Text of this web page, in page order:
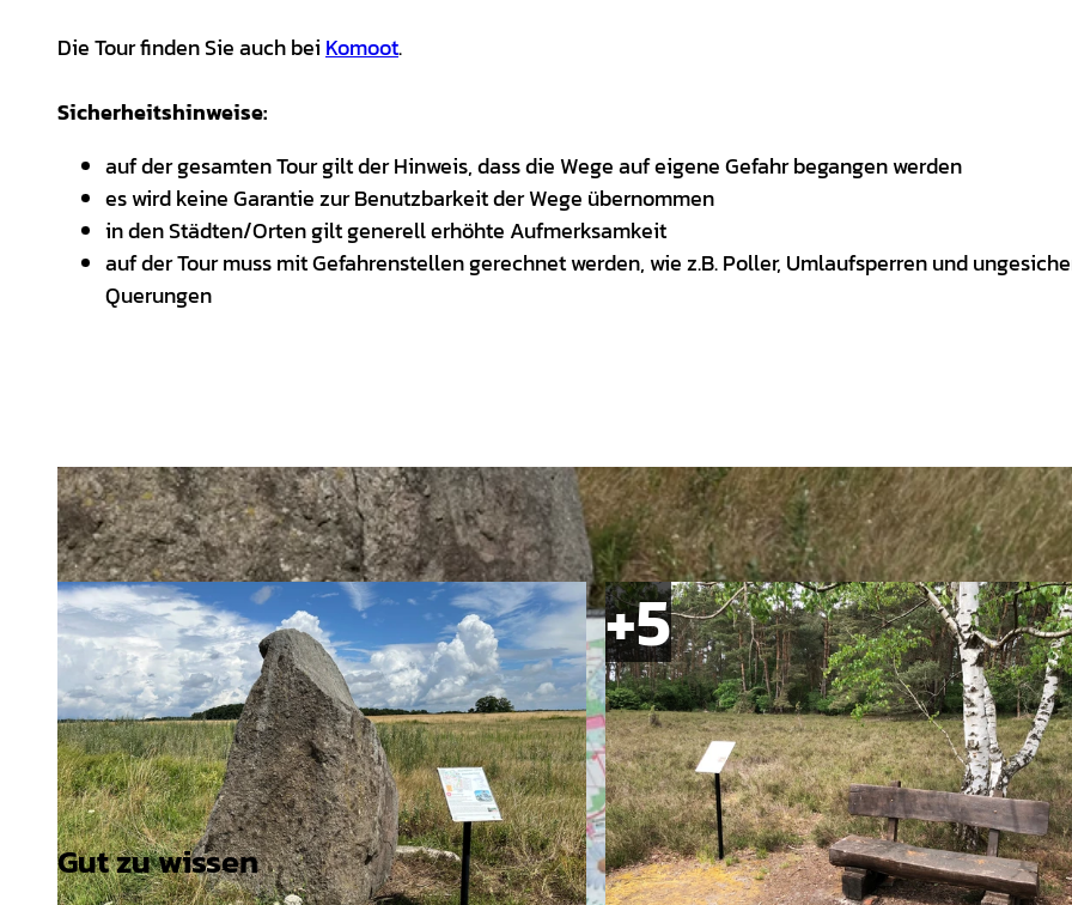
Die Tour finden Sie auch bei Komoot.
Sicherheitshinweise:
auf der gesamten Tour gilt der Hinweis, dass die Wege auf eigene Gefahr begangen werden
es wird keine Garantie zur Benutzbarkeit der Wege übernommen
in den Städten/Orten gilt generell erhöhte Aufmerksamkeit
auf der Tour muss mit Gefahrenstellen gerechnet werden, wie z.B. Poller, Umlaufsperren und
Querungen
Gut zu wissen